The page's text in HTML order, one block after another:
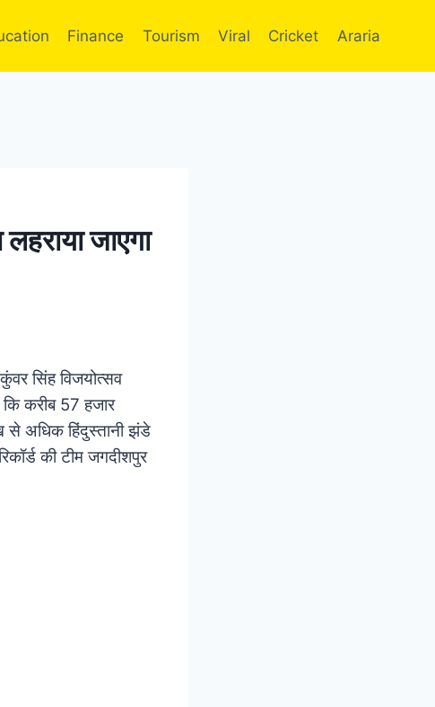
Finance Tourism Viral Cricket Araria
जाएगा
सिंह विजयोत्सव
कि करीब 57 हजार
से अधिक हिंदुस्तानी झंडे
की टीम जगदीशपुर